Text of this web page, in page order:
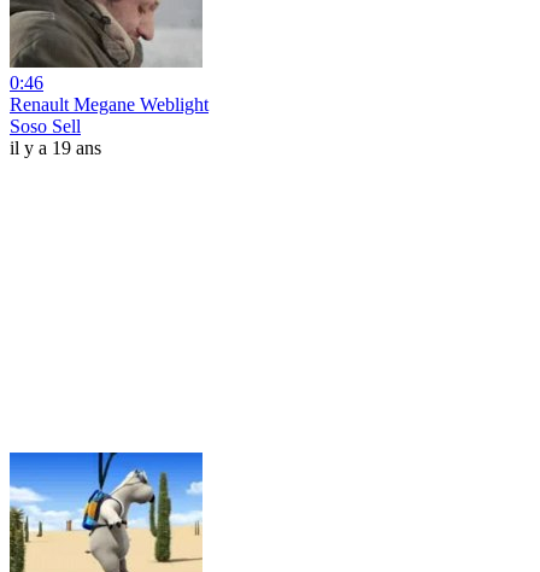
0:46
Renault Megane Weblight
Soso Sell
il y a 19 ans